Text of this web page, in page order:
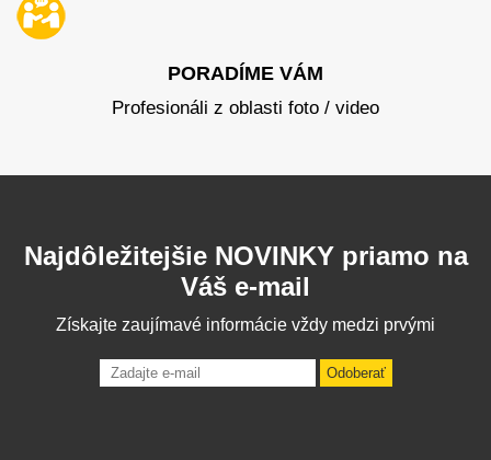
PORADÍME VÁM
Profesionáli z oblasti foto / video
Najdôležitejšie NOVINKY priamo na
Váš e-mail
Získajte zaujímavé informácie vždy medzi prvými
Odoberať